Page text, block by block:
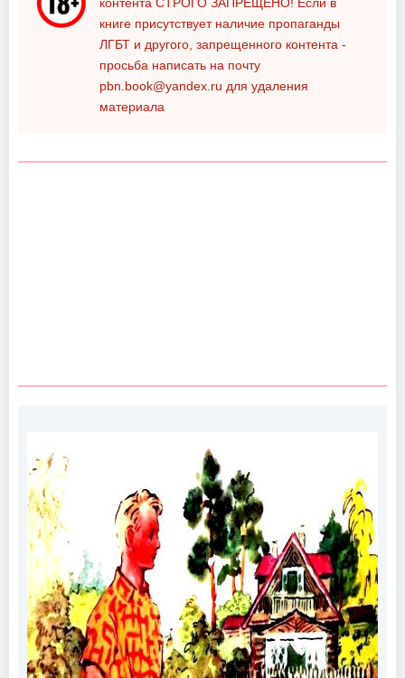
книге присутствует наличие пропаганды
ЛГБТ и другого, запрещенного контента -
просьба написать на почту
pbn.book@yandex.ru для удаления
материала